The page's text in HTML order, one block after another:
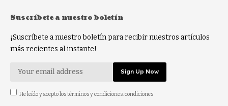
Suscríbete a nuestro boletín
¡Suscríbete a nuestro boletín para recibir nuestros artículos
más recientes al instante!
He leído y acepto los términos y condiciones. condiciones